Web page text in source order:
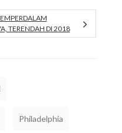
TERENDAH DI 2018
Philadelphia